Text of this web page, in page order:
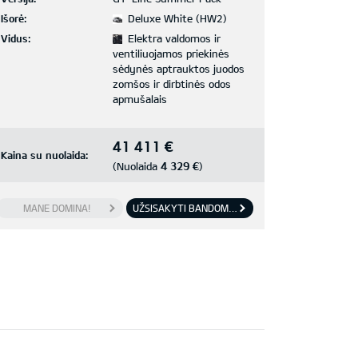
Išorė:
Deluxe White (HW2)
Vidus:
Elektra valdomos ir
ventiliuojamos priekinės
sėdynės aptrauktos juodos
zomšos ir dirbtinės odos
apmušalais
Kaina su nuolaida: 41 411 €
(Nuolaida 4 329 €)
MANE DOMINA! UŽSISAKYTI BANDOMĄJĮ VAŽIAVIMĄ